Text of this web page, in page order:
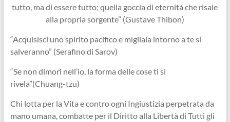
tutto, ma di essere tutto; quella goccia di eternità che risale
alla propria sorgente” (Gustave Thibon)
“Acquisisci uno spirito pacifico e migliaia intorno a te si
salveranno” (Serafino di Sarov)
“Se non dimori nell’io, la forma delle cose ti si
rivela”(Chuang-tzu)
Chi lotta per la Vita e contro ogni Ingiustizia perpetrata da
mano umana, combatte per il Diritto alla Libertà di Tutti gli